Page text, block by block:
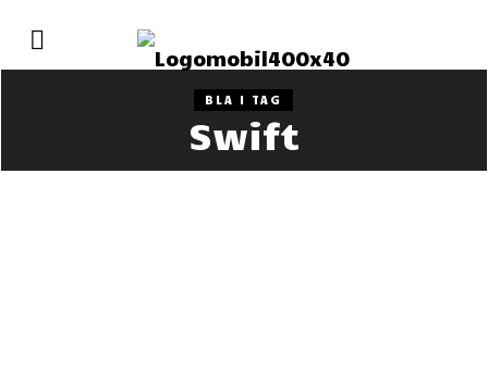
BLA I TAG
Swift